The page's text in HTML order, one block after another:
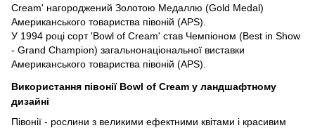
Cream' нагороджений Золотою Медаллю (Gold Medal)
Американського товариства півоній (APS).
У 1994 році сорт 'Bowl of Cream' став Чемпіоном (Best in Show
- Grand Champion) загальнонаціональної виставки
Американського товариства півоній (APS).
Використання півонії Bowl of Cream у ландшафтному
дизайні
Півонії - рослини з великими ефектними квітами і красивим